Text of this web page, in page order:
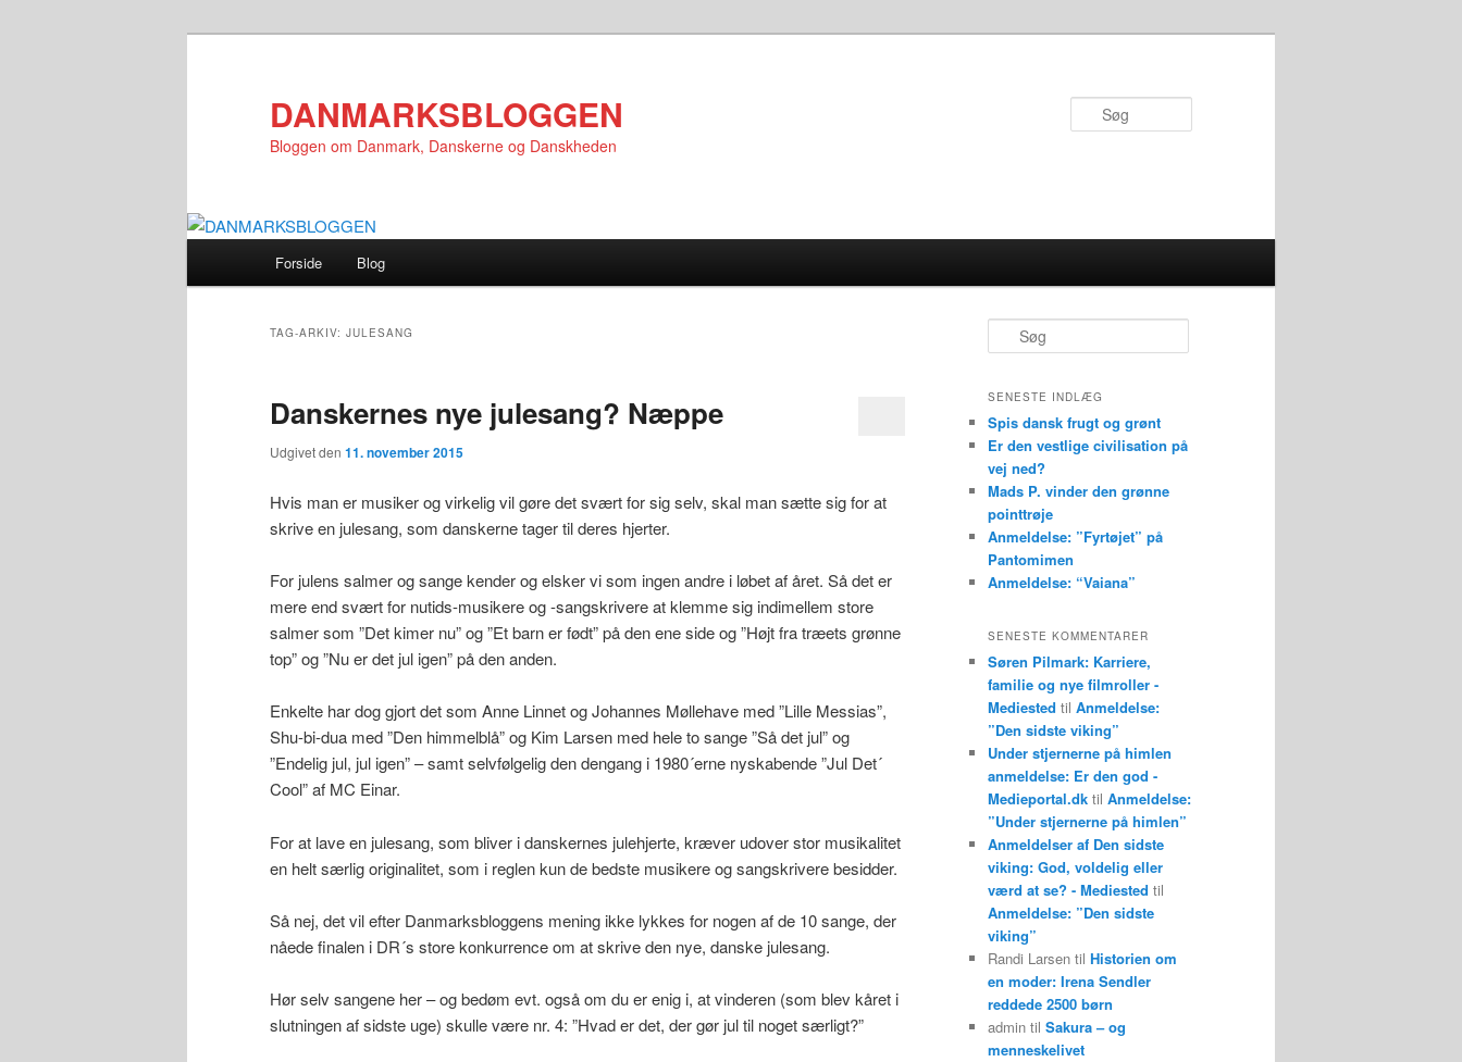
DANMARKSBLOGGEN
Bloggen om Danmark, Danskerne og Danskheden
Forside Blog
TAG-ARKIV: JULESANG
Danskernes nye julesang? Næppe
Udgivet den 11. november 2015
Hvis man er musiker og virkelig vil gøre det svært for sig selv, skal man sætte sig for at
skrive en julesang, som danskerne tager til deres hjerter.
For julens salmer og sange kender og elsker vi som ingen andre i løbet af året. Så det er
mere end svært for nutids-musikere og -sangskrivere at klemme sig indimellem store
salmer som ”Det kimer nu” og ”Et barn er født” på den ene side og ”Højt fra træets grønne
top” og ”Nu er det jul igen” på den anden.
Enkelte har dog gjort det som Anne Linnet og Johannes Møllehave med ”Lille Messias”,
Shu-bi-dua med ”Den himmelblå” og Kim Larsen med hele to sange ”Så det jul” og
”Endelig jul, jul igen” – samt selvfølgelig den dengang i 1980´erne nyskabende ”Jul Det´
Cool” af MC Einar.
For at lave en julesang, som bliver i danskernes julehjerte, kræver udover stor musikalitet
en helt særlig originalitet, som i reglen kun de bedste musikere og sangskrivere besidder.
Så nej, det vil efter Danmarksbloggens mening ikke lykkes for nogen af de 10 sange, der
nåede finalen i DR´s store konkurrence om at skrive den nye, danske julesang.
Hør selv sangene her – og bedøm evt. også om du er enig i, at vinderen (som blev kåret i
slutningen af sidste uge) skulle være nr. 4: ”Hvad er det, der gør jul til noget særligt?”
ø
SENESTE INDLÆG
Spis dansk frugt og grønt
Er den vestlige civilisation på
vej ned?
Mads P. vinder den grønne
pointtrøje
Anmeldelse: ”Fyrtøjet” på
Pantomimen
Anmeldelse: “Vaiana”
SENESTE KOMMENTARER
Søren Pilmark: Karriere,
familie og nye filmroller -
Mediested til Anmeldelse:
”Den sidste viking”
Under stjernerne på himlen
anmeldelse: Er den god -
Medieportal.dk til Anmeldelse:
”Under stjernerne på himlen”
Anmeldelser af Den sidste
viking: God, voldelig eller
værd at se? - Mediested til
Anmeldelse: ”Den sidste
viking”
Randi Larsen til Historien om
en moder: Irena Sendler
reddede 2500 børn
admin til Sakura – og
menneskelivet